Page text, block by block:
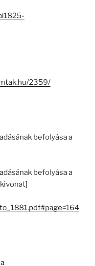
2359/
befolyása a
befolyása a